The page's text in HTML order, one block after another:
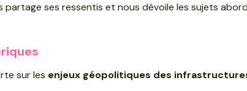
partage ses ressentis et nous dévoile les sujets
sur les enjeux géopolitiques des